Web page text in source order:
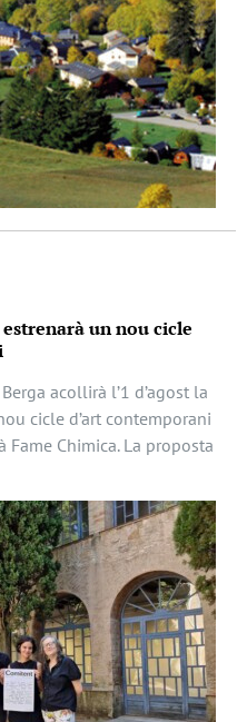
un nou cicle
acollirà l’1 d’agost la
cicle d’art contemporani
Chimica. La proposta